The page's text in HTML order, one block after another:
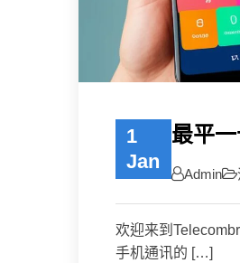
1
Jan
最平
Admin
欢迎来到
手机通讯的 […]